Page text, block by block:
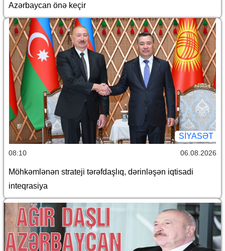
Azərbaycan önə keçir
SİYASƏT
08:10 06.08.2026
Möhkəmlənən strateji tərəfdaşlıq, dərinləşən iqtisadi
inteqrasiya